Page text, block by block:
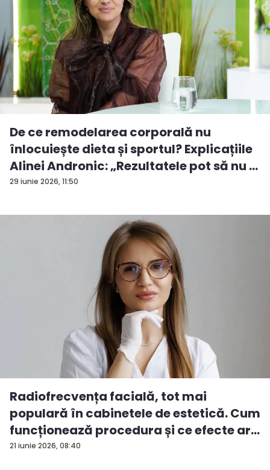
29 iunie 2026, 11:50
De ce remodelarea corporală nu
înlocuiește dieta și sportul? Explicațiile
Alinei Andronic: „Rezultatele pot să nu ...
21 iunie 2026, 08:40
Radiofrecvența facială, tot mai
populară în cabinetele de estetică. Cum
funcționează procedura și ce efecte ar...